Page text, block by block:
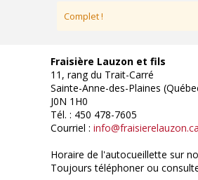
Complet !
Fraisière Lauzon et fils
11, rang du Trait-Carré
Sainte-Anne-des-Plaines
J0N 1H0
Tél. : 450 478-7605
Courriel : info@fraisierelauzon.ca
Horaire de l'autocueillette sur
Toujours téléphoner ou